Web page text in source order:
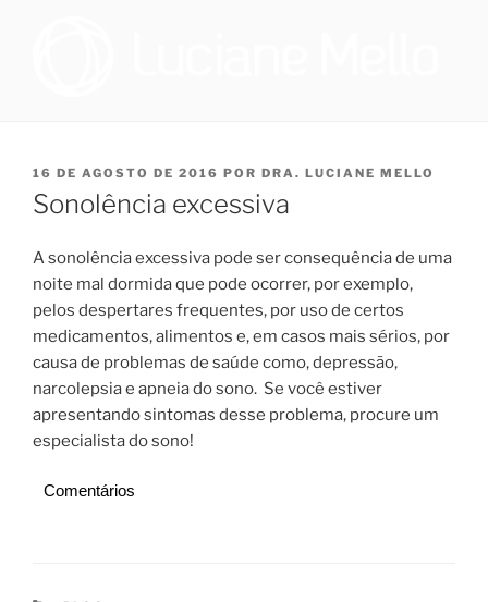
DE JANEIRO | DRA. LUCIANE
DE FIGUEIREDO MELLO
promover melhoria à qualidade de vida dos pacientes que
PUBLICADO
EM
16 DE AGOSTO DE 2016 POR DRA. LUCIANE MELLO
Sonolência excessiva
A sonolência excessiva pode ser consequência de uma
noite mal dormida que pode ocorrer, por exemplo,
pelos despertares frequentes, por uso de certos
medicamentos, alimentos e, em casos mais sérios, por
causa de problemas de saúde como, depressão,
narcolepsia e apneia do sono. Se você estiver
apresentando sintomas desse problema, procure um
especialista do sono!
Comentários